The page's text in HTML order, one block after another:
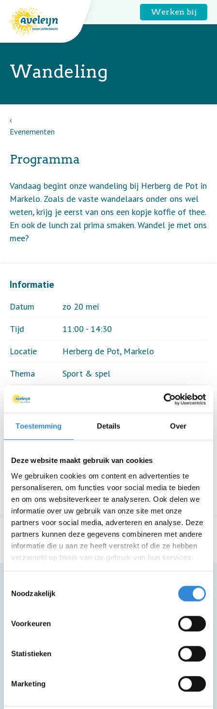
Toestemming Details Over
Deze website maakt gebruik van cookies
We gebruiken cookies om content en advertenties te
personaliseren, om functies voor social media te bieden
en om ons websiteverkeer te analyseren. Ook delen we
informatie over uw gebruik van onze site met onze
partners voor social media, adverteren en analyse. Deze
partners kunnen deze gegevens combineren met andere
informatie die u aan ze heeft verstrekt of die ze hebben
verzameld op basis van uw gebruik van hun services.
Noodzakelijk
Voorkeuren
Statistieken
Marketing
Werken bij
Wandeling
Evenementen
Informatie
Datum
zo 20 mei
Tijd
11:00 - 14:30
Locatie
Herberg de Pot, Markelo
Thema
Sport & spel
Kosten
Aanmelden is niet meer mogelijk.
Terug naar het overzicht
Programma
Vandaag begint onze wandeling bij Herberg de Pot in
Markelo. Zoals de vaste wandelaars onder ons wel
weten, krijg je eerst van ons een kopje koffie of thee.
En ook de lunch zal prima smaken. Wandel je met ons
mee?
Deze activiteit is inclusief lunch en een